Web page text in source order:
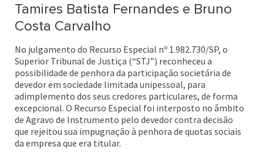
Tamires Batista Fernandes e Bruno
Costa Carvalho
No julgamento do Recurso Especial nº 1.982.730/SP, o
Superior Tribunal de Justiça (“STJ”) reconheceu a
possibilidade de penhora da participação societária de
devedor em sociedade limitada unipessoal, para
adimplemento dos seus credores particulares, de forma
excepcional. O Recurso Especial foi interposto no âmbito
de Agravo de Instrumento pelo devedor contra decisão
que rejeitou sua impugnação à penhora de quotas sociais
da empresa que era titular.